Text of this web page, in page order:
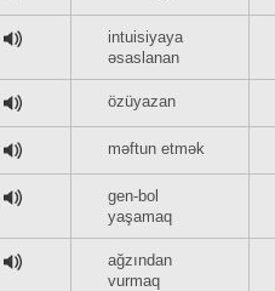
intuisiyaya
əsaslanan
özüyazan
məftun etmək
gen-bol
yaşamaq
ağzından
vurmaq